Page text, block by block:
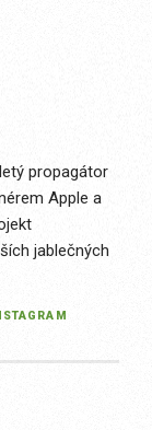
propagátor
Apple a
jablečných